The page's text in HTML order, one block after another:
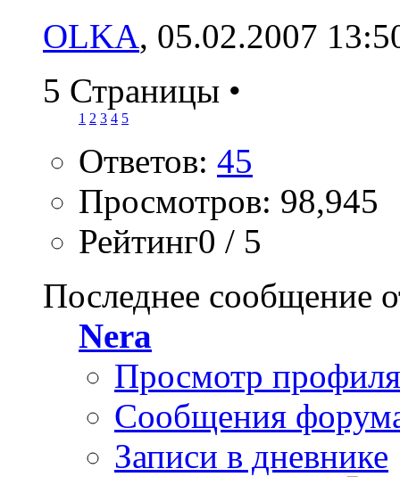
OLKA, 05.02.2007
5 Страницы •
1 2 3 4 5
Ответов: 45
Просмотров: 98,945
Рейтинг0 / 5
Последнее сообщение
Nera
Просмотр профиля
Сообщения
Записи в дневнике